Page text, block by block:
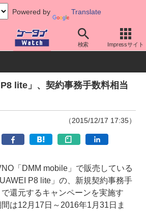
Powered by Translate
検索 Impressサイト
マホ/格安SIM 格安SIM/MVNO 料金プ
lite」、契約事務手数料相当
（2015/12/17 17:35）
「DMM mobile」で販売している
P8 lite」の、新規契約事務手
還元するキャンペーンを実施す
は12月17日～2016年1月31日ま